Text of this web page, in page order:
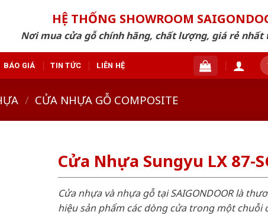
HỆ THỐNG SHOWROOM
Nơi mua cửa gỗ chính hãng, chất lượng, giá rẻ nhất
BÁO GIÁ TIN TỨC LIÊN HỆ
/ CỬA NHỰA GỖ COMPOSITE
Cửa Nhựa Sungyu LX 87-
Cửa nhựa và nhựa gỗ tại SAIGONDOOR là
hiệu sản phẩm các dòng cửa trong một chuỗi